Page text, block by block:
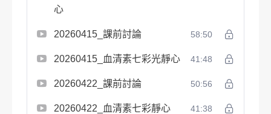
心
20260415_課前討論 58:50
20260415_血清素七彩光靜心 41:48
20260422_課前討論 50:56
20260422_血清素七彩靜心 41:38